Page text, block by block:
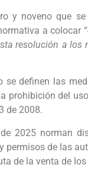
y noveno que
a colocar “
resolución a los
se definen las
prohibición del
de 2008.
2025 norman
de las
de la venta de